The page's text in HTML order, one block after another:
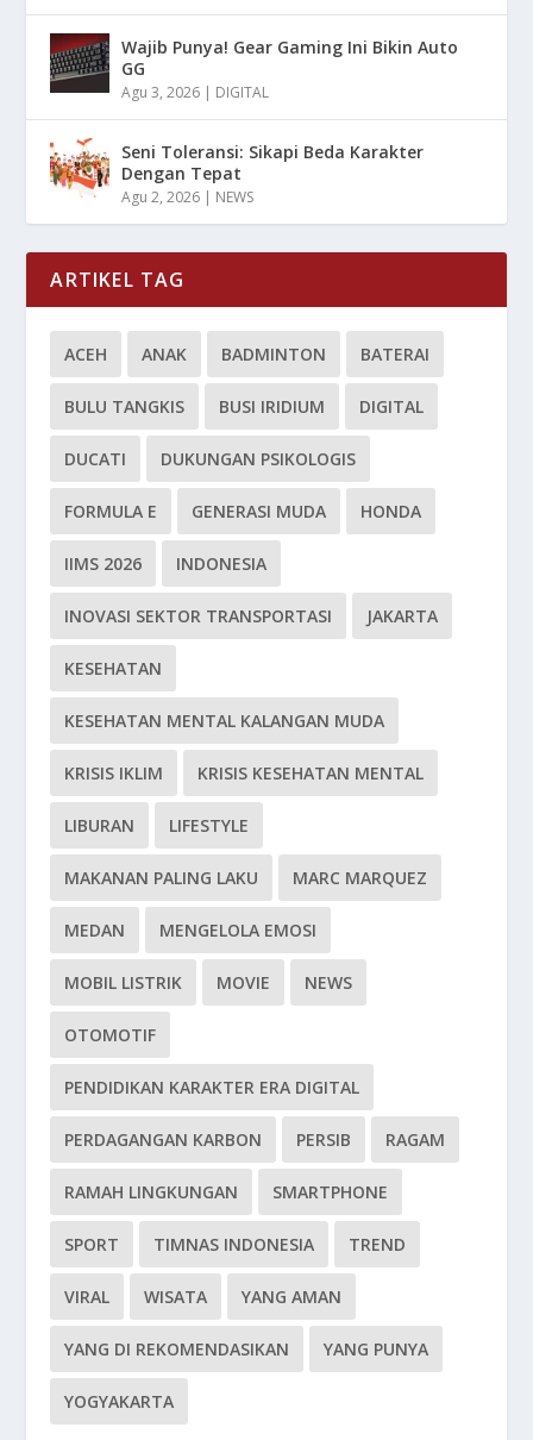
Wajib Punya! Gear Gaming Ini Bikin Auto
GG
Agu 3, 2026 | DIGITAL
Seni Toleransi: Sikapi Beda Karakter
Dengan Tepat
Agu 2, 2026 | NEWS
ARTIKEL TAG
ACEH ANAK BADMINTON BATERAI
BULU TANGKIS BUSI IRIDIUM DIGITAL
DUCATI DUKUNGAN PSIKOLOGIS
FORMULA E GENERASI MUDA HONDA
IIMS 2026 INDONESIA
INOVASI SEKTOR TRANSPORTASI JAKARTA
KESEHATAN
KESEHATAN MENTAL KALANGAN MUDA
KRISIS IKLIM KRISIS KESEHATAN MENTAL
LIBURAN LIFESTYLE
MAKANAN PALING LAKU MARC MARQUEZ
MEDAN MENGELOLA EMOSI
MOBIL LISTRIK MOVIE NEWS
OTOMOTIF
PENDIDIKAN KARAKTER ERA DIGITAL
PERDAGANGAN KARBON PERSIB RAGAM
RAMAH LINGKUNGAN SMARTPHONE
SPORT TIMNAS INDONESIA TREND
VIRAL WISATA YANG AMAN
YANG DI REKOMENDASIKAN YANG PUNYA
YOGYAKARTA